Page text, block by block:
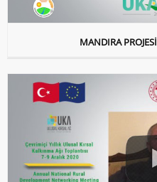
MANDIRA PROJESİ